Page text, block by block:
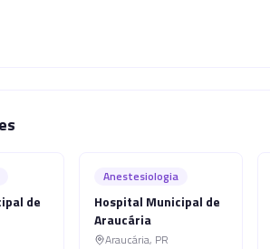
de
Anestesiologia
Hospital Municipal de
Araucária
Araucária, PR